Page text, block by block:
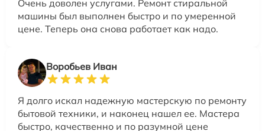
Очень доволен услугами. Ремонт стиральной
машины был выполнен быстро и по умеренной
цене. Теперь она снова работает как надо.
Воробьев Иван
Я долго искал надежную мастерскую по ремонту
бытовой техники, и наконец нашел ее. Мастера
быстро, качественно и по разумной цене